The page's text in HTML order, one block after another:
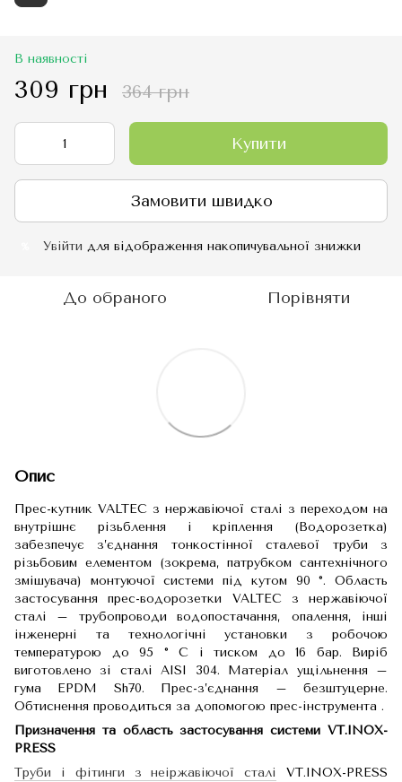
В наявності
309 грн 364 грн
Купити
Замовити швидко
Увійти для відображення накопичувальної знижки
До обраного Порівняти
Опис
Прес-кутник VALTEC з нержавіючої сталі з переходом на
внутрішнє різьблення і кріплення (Водорозетка)
забезпечує з’єднання тонкостінної сталевої труби з
різьбовим елементом (зокрема, патрубком сантехнічного
змішувача) монтуючої системи під кутом 90 °. Область
застосування прес-водорозетки VALTEC з нержавіючої
сталі – трубопроводи водопостачання, опалення, інші
інженерні та технологічні установки з робочою
температурою до 95 ° С і тиском до 16 бар. Виріб
виготовлено зі сталі AISI 304. Матеріал ущільнення –
гума EPDM Sh70. Прес-з’єднання – безштуцерне.
Обтиснення проводиться за допомогою прес-інструмента .
Призначення та область застосування системи VT.INOX-
PRESS
Труби і фітинги з неіржавіючої сталі
VT.INOX-PRESS